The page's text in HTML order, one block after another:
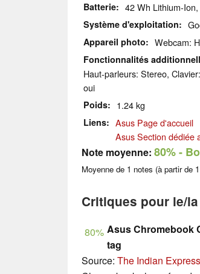
Batterie 42 Wh Lithium-
Système d'exploitation
Appareil photo Webcam:
Fonctionnalités
Haut-parleurs: Stereo,
oui
Poids 1.24 kg
Liens
Asus Page d'accueil
Asus Section dédiée
Note moyenne: 80%-
Moyenne de 1 notes (à partir de 1
Critiques pour le/
80% Asus Chromebook
tag
Source: The Indian Express